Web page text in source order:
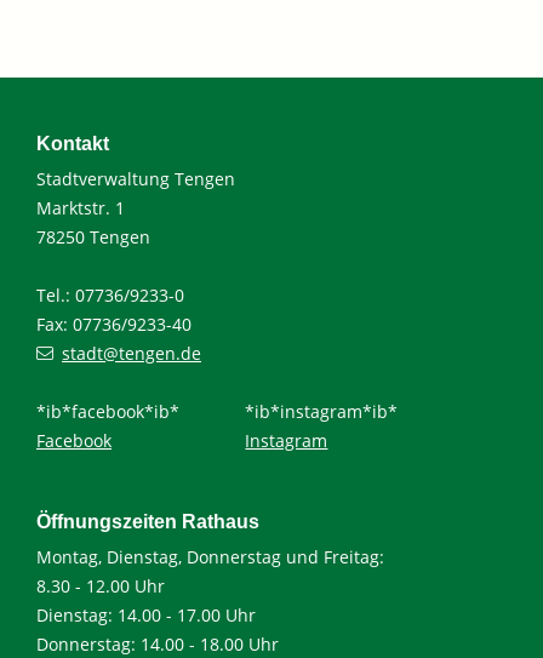
Kontakt
Stadtverwaltung Tengen
Marktstr. 1
78250 Tengen
Tel.: 07736/9233-0
Fax: 07736/9233-40
stadt@tengen.de
*ib*facebook*ib*
Facebook
*ib*instagram*ib*
Instagram
Öffnungszeiten Rathaus
Montag, Dienstag, Donnerstag und Freitag:
8.30 - 12.00 Uhr
Dienstag: 14.00 - 17.00 Uhr
Donnerstag: 14.00 - 18.00 Uhr